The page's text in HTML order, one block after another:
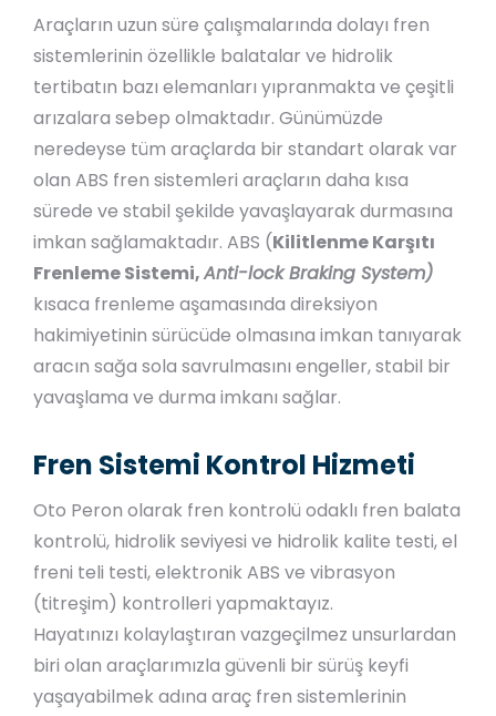
Araçların uzun süre çalışmalarında dolayı fren
sistemlerinin özellikle balatalar ve hidrolik
tertibatın bazı elemanları yıpranmakta ve çeşitli
arızalara sebep olmaktadır. Günümüzde
neredeyse tüm araçlarda bir standart olarak var
olan ABS fren sistemleri araçların daha kısa
sürede ve stabil şekilde yavaşlayarak durmasına
imkan sağlamaktadır. ABS (Kilitlenme Karşıtı
Frenleme Sistemi,Anti-lock Braking System)
kısaca frenleme aşamasında direksiyon
hakimiyetinin sürücüde olmasına imkan tanıyarak
aracın sağa sola savrulmasını engeller, stabil bir
yavaşlama ve durma imkanı sağlar.
Fren Sistemi Kontrol Hizmeti
Oto Peron olarak fren kontrolü odaklı fren balata
kontrolü, hidrolik seviyesi ve hidrolik kalite testi, el
freni teli testi, elektronik ABS ve vibrasyon
(titreşim) kontrolleri yapmaktayız.
Hayatınızı kolaylaştıran vazgeçilmez unsurlardan
biri olan araçlarımızla güvenli bir sürüş keyfi
yaşayabilmek adına araç fren sistemlerinin